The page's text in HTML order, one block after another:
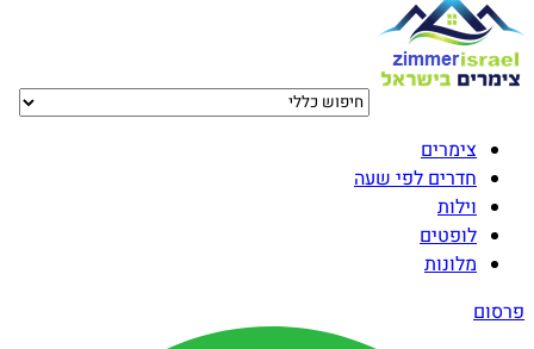
צימרים
חדרים לפי שעה
וילות
לופטים
מלונות
פרסום